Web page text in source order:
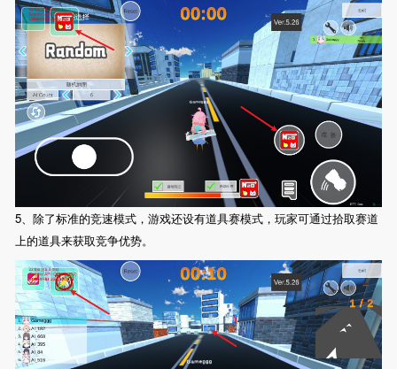
5、除了标准的竞速模式，游戏还设有道具赛模式，玩家可通过拾取赛道
上的道具来获取竞争优势。